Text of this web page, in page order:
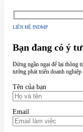
LIÊN HỆ INDMP
Bạn đang có ý
Đừng ngần ngại để lại thông
tưởng phát triển doanh
Tên của bạn
Email